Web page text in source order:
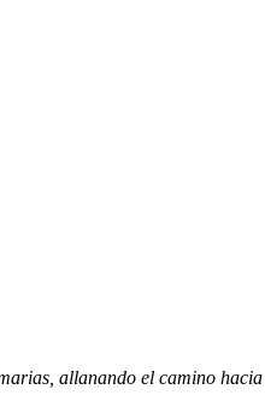
allanando el camino